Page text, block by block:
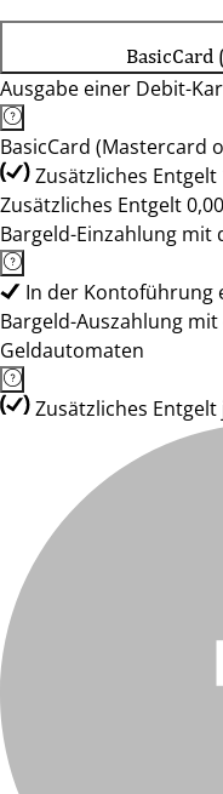
BasicCard
Ausgabe einer Debit-
BasicCard (Mastercard
Zusätzliches Entgelt
Zusätzliches Entgelt
Bargeld-Einzahlung mit
In der Kontoführung
Bargeld-Auszahlung
Geldautomaten
Zusätzliches Entgelt